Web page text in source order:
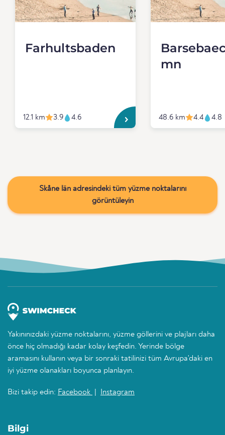
Farhultsbaden
12.1 km 3.9 4.6
mn
48.6 km 4.4 4.8
Skåne län adresindeki tüm yüzme noktalarını
görüntüleyin
Yakınınızdaki yüzme noktalarını, yüzme göllerini ve plajları daha
önce hiç olmadığı kadar kolay keşfedin. Yerinde bölge
aramasını kullanın veya bir sonraki tatilinizi tüm Avrupa'daki en
iyi yüzme olanakları boyunca planlayın.
Bizi takip edin: Facebook Instagram
Bilgi